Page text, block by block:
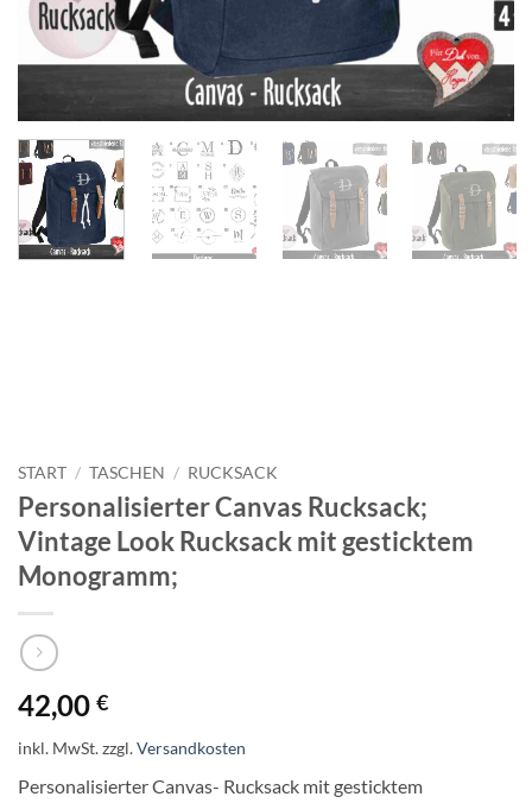
START / TASCHEN / RUCKSACK
Personalisierter Canvas Rucksack;
Vintage Look Rucksack mit gesticktem
Monogramm;
42,00 €
inkl. MwSt.zzgl.Versandkosten
Personalisierter Canvas- Rucksack mit gesticktem